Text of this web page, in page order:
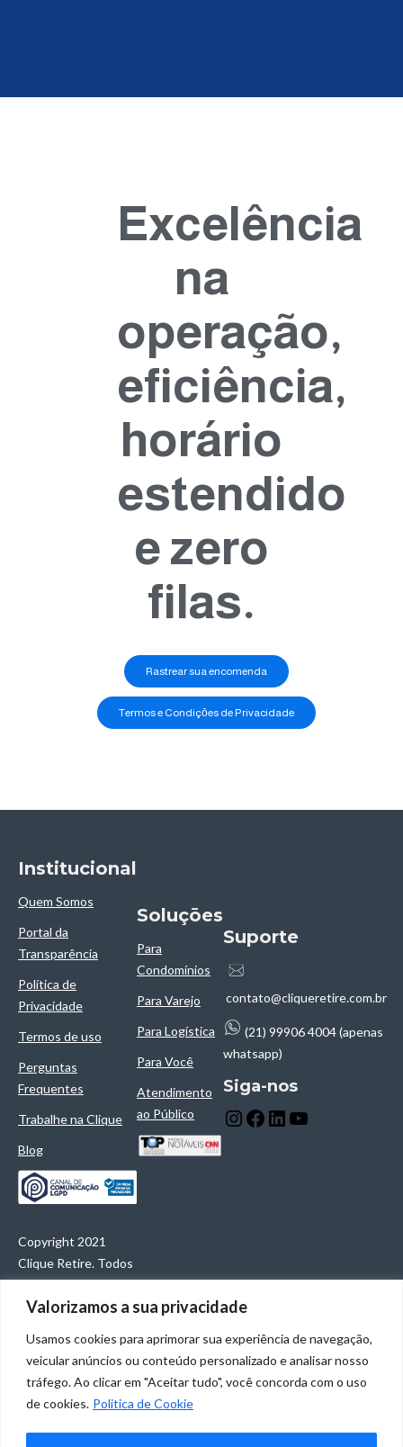
Valorizamos a sua privacidade
Usamos cookies para aprimorar sua experiência de navegação,
veicular anúncios ou conteúdo personalizado e analisar nosso
tráfego. Ao clicar em "Aceitar tudo", você concorda com o uso
de cookies. Politica de Cookie
Excelência
na
operação,
eficiência,
horário
estendido
e zero
filas.
Rastrear sua encomenda
Termos e Condiçōes de Privacidade
Institucional
Quem Somos
Portal da
Transparência
Política de
Privacidade
Termos de uso
Perguntas
Frequentes
Trabalhe na Clique
Blog
Soluçōes
Para
Condomínios
Para Varejo
Para Logística
Para Você
Atendimento
ao Público
Suporte
contato@cliqueretire.com.br
(21) 99906 4004 (apenas
whatsapp)
Siga-nos
Copyright 2021
Clique Retire. Todos
os direitos
reservados.
Clique Retire
Tecnologia e
Logística S/A
CNPJ: